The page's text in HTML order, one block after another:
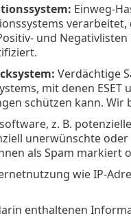
Einweg-
und
Verdächtige
mit denen
schützen kann.
z. B.
unerwünschte
als Spam
wie IP-
enthaltenen